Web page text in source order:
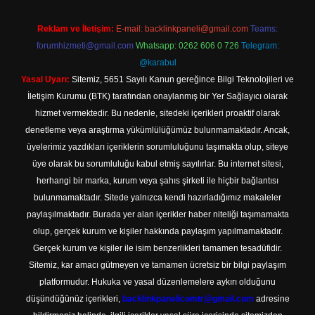
Reklam ve İletişim: E-mail: backlinkpaneli@gmail.com Teams:
forumhizmeti@gmail.com Whatsapp: 0262 606 0 726 Telegram:
@karabul
Yasal Uyarı: Sitemiz, 5651 Sayılı Kanun gereğince Bilgi Teknolojileri ve
İletişim Kurumu (BTK) tarafından onaylanmış bir Yer Sağlayıcı olarak
hizmet vermektedir. Bu nedenle, sitedeki içerikleri proaktif olarak
denetleme veya araştırma yükümlülüğümüz bulunmamaktadır. Ancak,
üyelerimiz yazdıkları içeriklerin sorumluluğunu taşımakta olup, siteye
üye olarak bu sorumluluğu kabul etmiş sayılırlar. Bu internet sitesi,
herhangi bir marka, kurum veya şahıs şirketi ile hiçbir bağlantısı
bulunmamaktadır. Sitede yalnızca kendi hazırladığımız makaleler
paylaşılmaktadır. Burada yer alan içerikler haber niteliği taşımamakta
olup, gerçek kurum ve kişiler hakkında paylaşım yapılmamaktadır.
Gerçek kurum ve kişiler ile isim benzerlikleri tamamen tesadüfidir.
Sitemiz, kar amacı gütmeyen ve tamamen ücretsiz bir bilgi paylaşım
platformudur. Hukuka ve yasal düzenlemelere aykırı olduğunu
düşündüğünüz içerikleri, backlinkpanelicomtr@gmail.com adresine